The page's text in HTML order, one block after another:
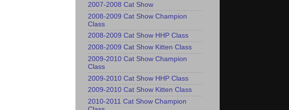
2007-2008 Cat Show
2008-2009 Cat Show Champion
Class
2008-2009 Cat Show HHP Class
2008-2009 Cat Show Kitten Class
2009-2010 Cat Show Champion
Class
2009-2010 Cat Show HHP Class
2009-2010 Cat Show Kitten Class
2010-2011 Cat Show Champion